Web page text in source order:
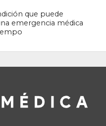
que puede
emergencia médica